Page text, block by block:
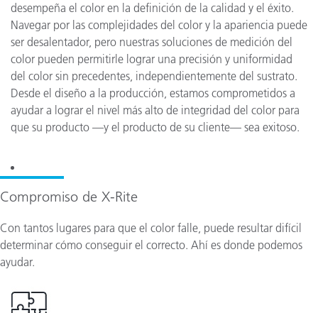
desempeña el color en la definición de la calidad y el éxito.
Navegar por las complejidades del color y la apariencia puede
ser desalentador, pero nuestras soluciones de medición del
color pueden permitirle lograr una precisión y uniformidad
del color sin precedentes, independientemente del sustrato.
Desde el diseño a la producción, estamos comprometidos a
ayudar a lograr el nivel más alto de integridad del color para
que su producto —y el producto de su cliente— sea exitoso.
Compromiso de X-Rite
Con tantos lugares para que el color falle, puede resultar difícil
determinar cómo conseguir el correcto. Ahí es donde podemos
ayudar.